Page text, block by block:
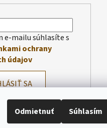
Odmietnuť Súhlasím
e-mailu súhlasíte s
ochrany
údajov
SA